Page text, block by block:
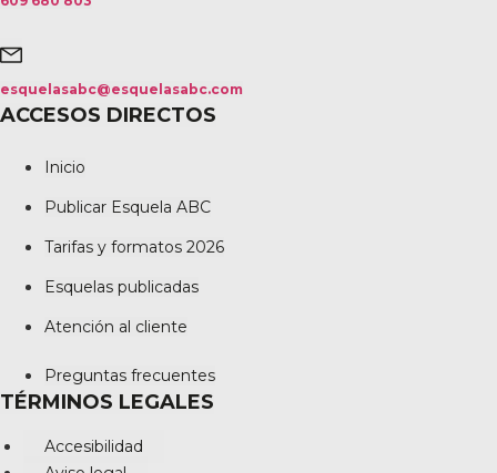
esquelasabc@esquelasabc.com
ACCESOS DIRECTOS
Inicio
Publicar Esquela ABC
Tarifas y formatos 2026
Esquelas publicadas
Atención al cliente
Preguntas frecuentes
TÉRMINOS LEGALES
Accesibilidad